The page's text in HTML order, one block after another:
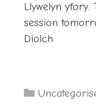
Llywelyn
session
Diolch
Categories